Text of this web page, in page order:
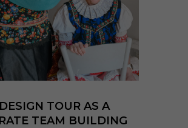
TOUR AS A
TEAM BUILDING